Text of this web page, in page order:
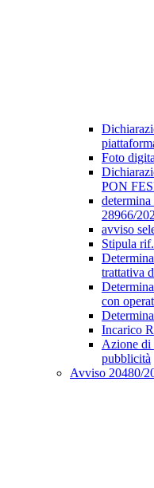
Foto
PON
28966/
avviso
Stipula
trattativa
con
Incarico
Azione di
pubblicità
Avviso 20480/